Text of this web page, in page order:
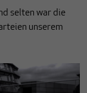
selten war die
unserem